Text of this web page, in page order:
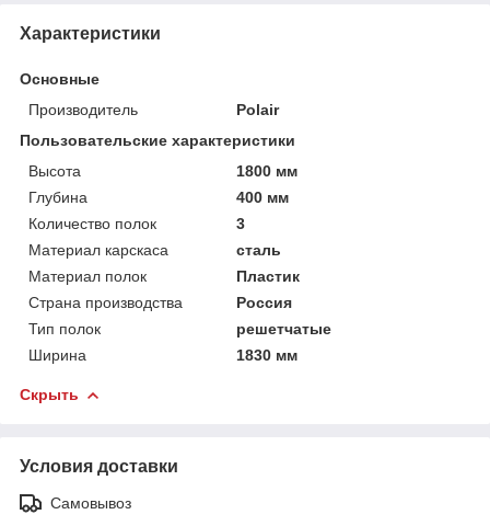
Характеристики
Основные
Производитель
Polair
Пользовательские характеристики
Высота
1800 мм
Глубина
400 мм
Количество полок
3
Материал карскаса
сталь
Материал полок
Пластик
Страна производства
Россия
Тип полок
решетчатые
Ширина
1830 мм
Скрыть
Условия доставки
Самовывоз